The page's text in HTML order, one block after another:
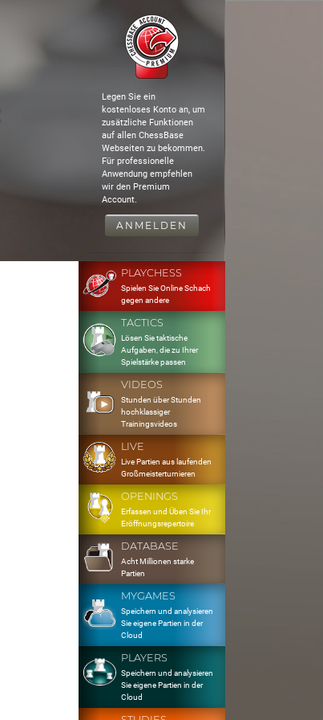
Legen Sie ein
kostenloses Konto an, um
zusätzliche Funktionen
auf allen ChessBase
Webseiten zu bekommen.
Für professionelle
Anwendung empfehlen
wir den Premium
Account.
ANMELDEN
PLAYCHESS
Spielen Sie Online Schach
gegen andere
TACTICS
Lösen Sie taktische
Aufgaben, die zu Ihrer
Spielstärke passen
VIDEOS
Stunden über Stunden
hochklassiger
Trainingsvideos
LIVE
Live Partien aus laufenden
Großmeisterturnieren
OPENINGS
Erfassen und Üben Sie Ihr
Eröffnungsrepertoire
DATABASE
Acht Millionen starke
Partien
MYGAMES
Speichern und analysieren
Sie eigene Partien in der
Cloud
PLAYERS
Speichern und analysieren
Sie eigene Partien in der
Cloud